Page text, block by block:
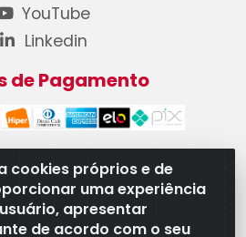
cookies próprios e de
uma experiência
apresentar
de acordo com o seu
YouTube
Linkedin
de Pagamento
Automotivos LTDA - CNPJ
- Rua do Níquel, 667 - Parque
GO - CEP 74375-660